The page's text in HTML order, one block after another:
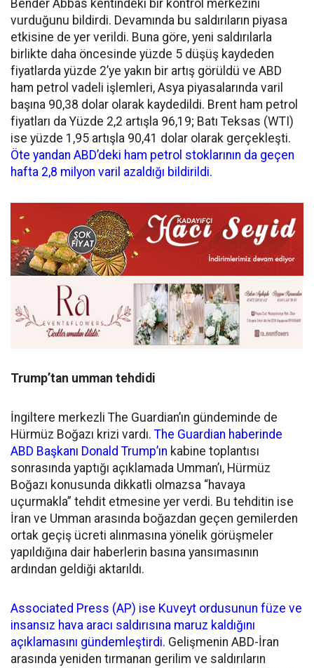
Bender Abbas kentindeki bir kontrol merkezini
vurduğunu bildirdi. Devamında bu saldırıların piyasa
etkisine de yer verildi. Buna göre, yeni saldırılarla
birlikte daha öncesinde yüzde 5 düşüş kaydeden
fiyatlarda yüzde 2’ye yakın bir artış görüldü ve ABD
ham petrol vadeli işlemleri, Asya piyasalarında varil
başına 90,38 dolar olarak kaydedildi. Brent ham petrol
fiyatları da Yüzde 2,2 artışla 96,19; Batı Teksas (WTI)
ise yüzde 1,95 artışla 90,41 dolar olarak gerçekleşti.
Öte yandan ABD’deki ham petrol stoklarının da geçen
hafta 2,8 milyon varil azaldığı bildirildi.
Trump’tan umman tehdidi
İngiltere merkezli The Guardian’ın gündeminde de
Hürmüz Boğazı krizi vardı. The Guardian haberinde
ABD Başkanı Donald Trump’ın kabine toplantısı
sonrasında yaptığı açıklamada Umman’ı, Hürmüz
Boğazı konusunda dikkatli olmazsa “havaya
uçurmakla” tehdit etmesine yer verdi. Bu tehditin ise
İran ve Umman arasında boğazdan geçen gemilerden
ortak geçiş ücreti alınmasına yönelik görüşmeler
yapıldığına dair haberlerin basına yansımasının
ardından geldiği aktarıldı.
Associated Press (AP) ise Kuveyt ordusunun füze ve
insansız hava aracı saldırısına maruz kaldığını
açıklamasını gündemleştirdi. Gelişmenin ABD-İran
arasında yeniden tırmanan gerilim ve saldırıların